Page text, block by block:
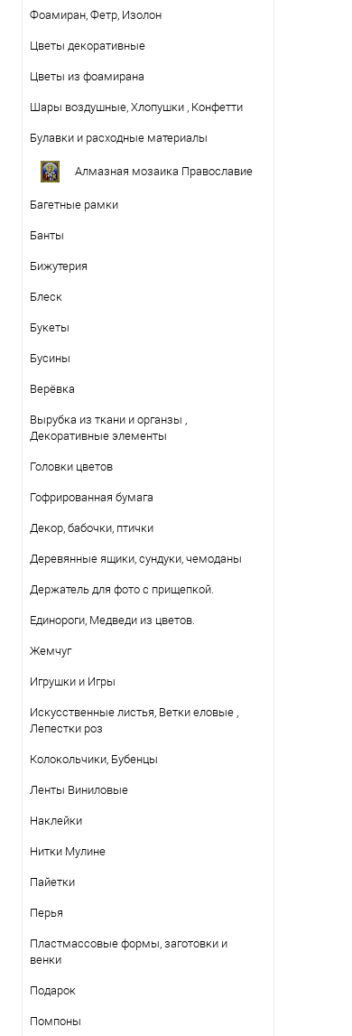
Фоамиран, Фетр, Изолон
Цветы декоративные
Цветы из фоамирана
Шары воздушные, Хлопушки , Конфетти
Булавки и расходные материалы
Алмазная мозаика Православие
Багетные рамки
Банты
Бижутерия
Блеск
Букеты
Бусины
Верёвка
Вырубка из ткани и органзы ,
Декоративные элементы
Головки цветов
Гофрированная бумага
Декор, бабочки, птички
Деревянные ящики, сундуки, чемоданы
Держатель для фото с прищепкой.
Единороги, Медведи из цветов.
Жемчуг
Игрушки и Игры
Искусственные листья, Ветки еловые ,
Лепестки роз
Колокольчики, Бубенцы
Ленты Виниловые
Наклейки
Нитки Mулине
Пайетки
Перья
Пластмассовые формы, заготовки и
венки
Подарок
Помпоны